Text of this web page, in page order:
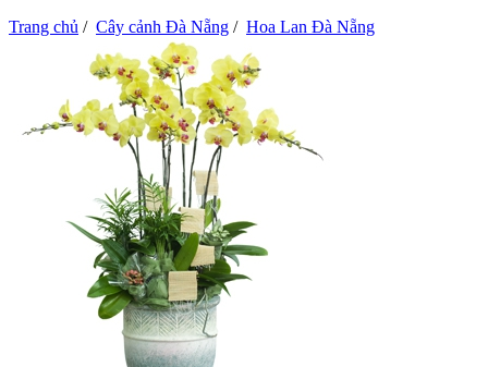
Trang chủ / Cây cảnh Đà Nẵng / Hoa Lan Đà Nẵng